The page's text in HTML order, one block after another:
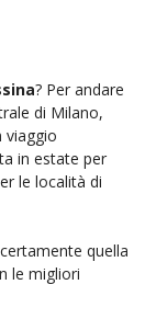
? Per andare
di Milano,
viaggio
in estate per
le località di
quella
le migliori